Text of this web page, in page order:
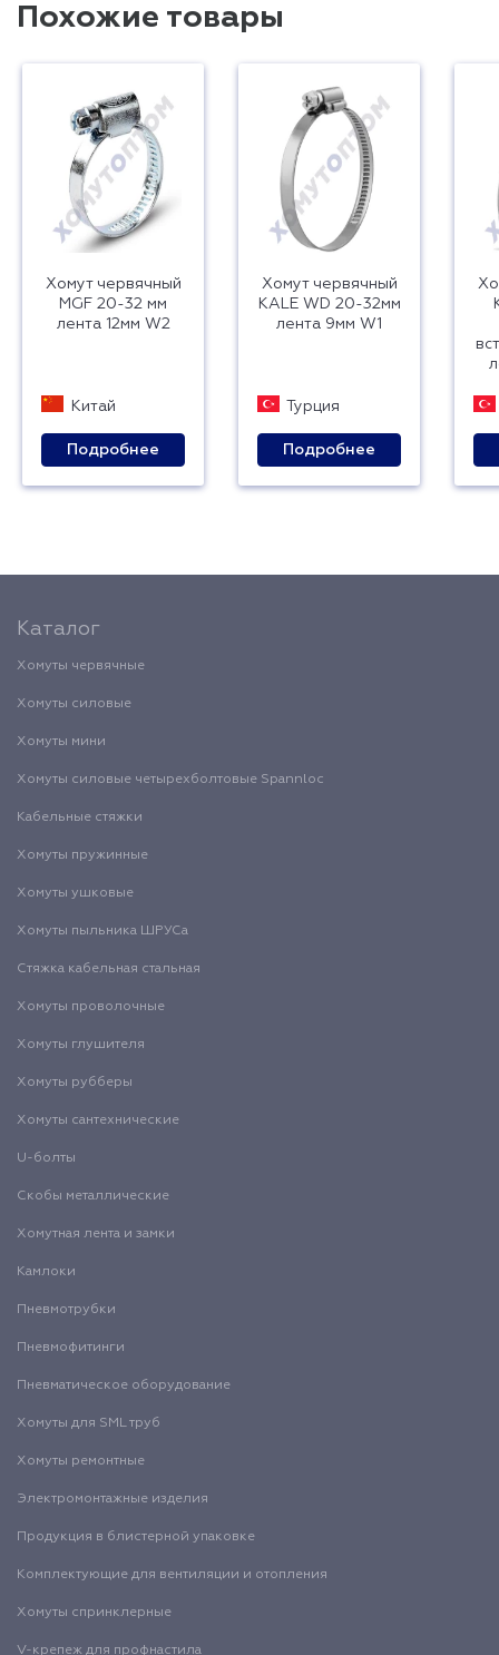
Похожие товары
Хомут червячный
MGF 20-32 мм
лента 12мм W2
Китай
Подробнее
Хомут червячный
KALE WD 20-32мм
лента 9мм W1
Турция
Подробнее
Каталог
Хомуты червячные
Хомуты силовые
Хомуты мини
Хомуты силовые четырехболтовые Spannloc
Кабельные стяжки
Хомуты пружинные
Хомуты ушковые
Хомуты пыльника ШРУСа
Стяжка кабельная стальная
Хомуты проволочные
Хомуты глушителя
Хомуты рубберы
Хомуты сантехнические
U-болты
Скобы металлические
Хомутная лента и замки
Камлоки
Пневмотрубки
Пневмофитинги
Пневматическое оборудование
Хомуты для SML труб
Хомуты ремонтные
Электромонтажные изделия
Продукция в блистерной упаковке
Комплектующие для вентиляции и отопления
Хомуты спринклерные
V-крепеж для профнастила